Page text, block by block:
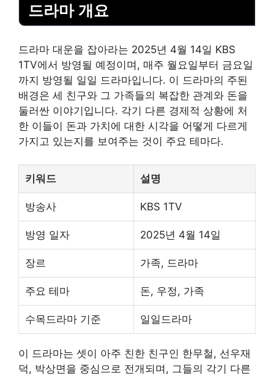
드라마 개요
드라마 대운을 잡아라는 2025년 4월 14일 KBS
1TV에서 방영될 예정이며, 매주 월요일부터 금요일
까지 방영될 일일 드라마입니다. 이 드라마의 주된
배경은 세 친구와 그 가족들의 복잡한 관계와 돈을
둘러싼 이야기입니다. 각기 다른 경제적 상황에 처
한 이들이 돈과 가치에 대한 시각을 어떻게 다르게
가지고 있는지를 보여주는 것이 주요 테마다.
키워드 설명
방송사 KBS 1TV
방영 일자 2025년 4월 14일
장르 가족, 드라마
주요 테마 돈, 우정, 가족
수목드라마 기준 일일드라마
이 드라마는 셋이 아주 친한 친구인 한무철, 선우재
덕, 박상면을 중심으로 전개되며, 그들의 각기 다른